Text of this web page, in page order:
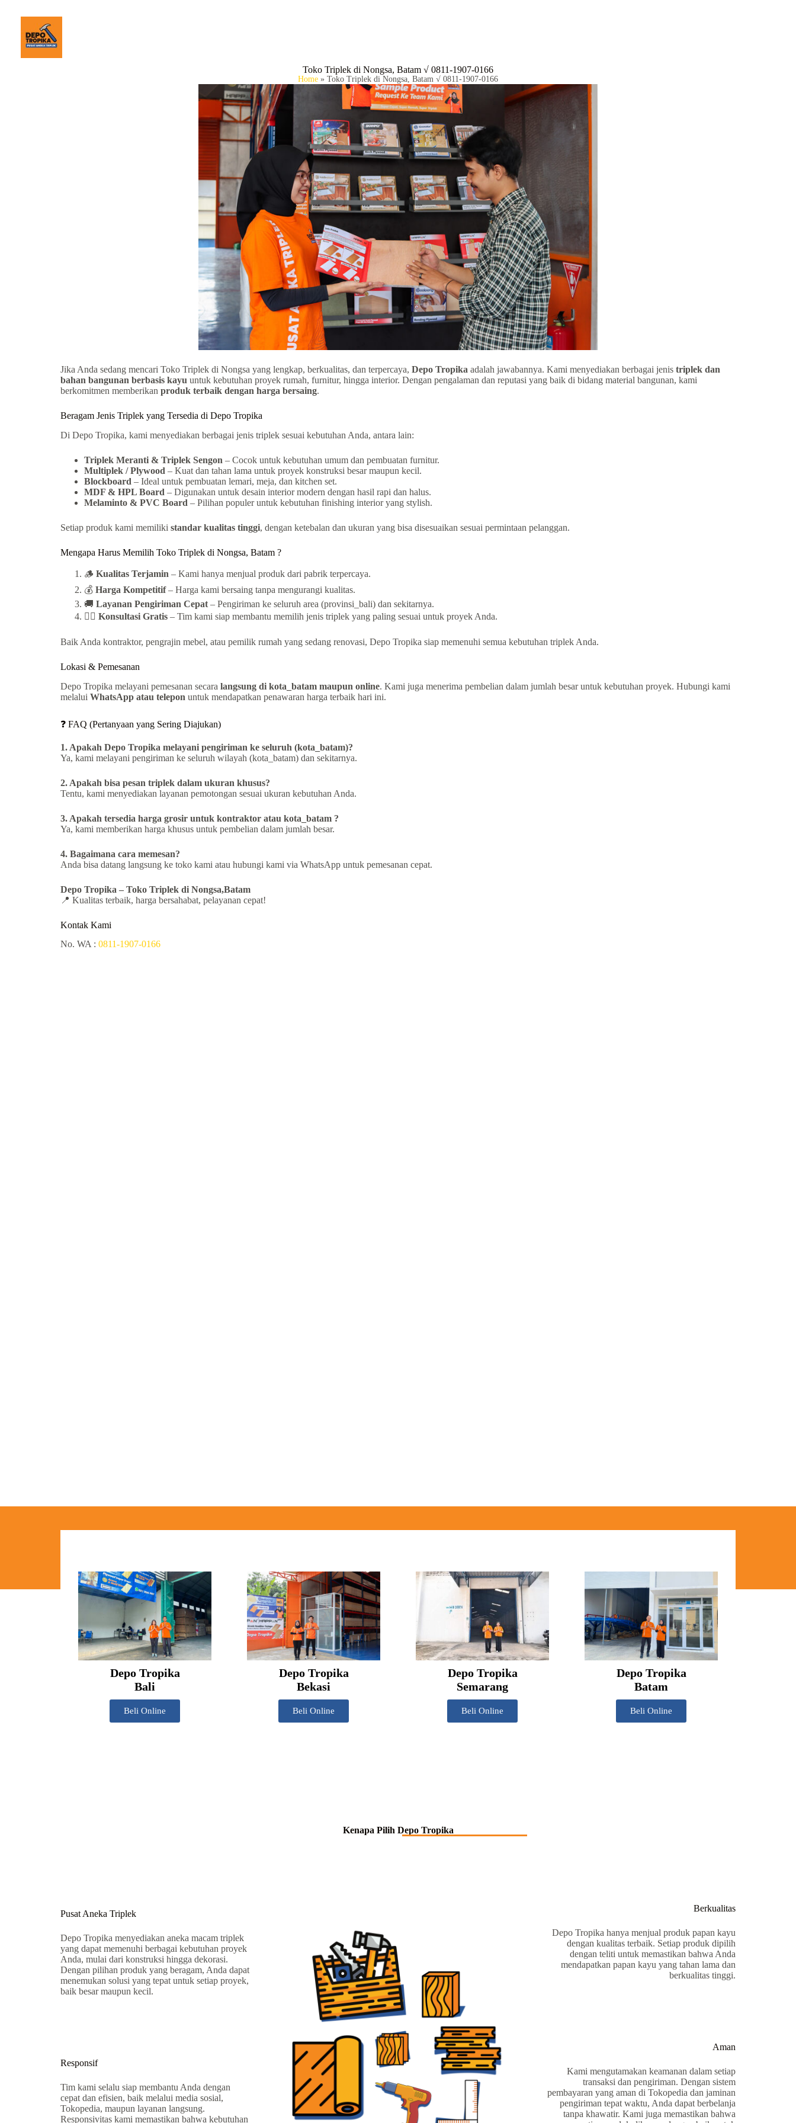
Toko Triplek di Nongsa, Batam √ 0811-1907-0166
Home » Toko Triplek di Nongsa, Batam √ 0811-1907-0166
Jika Anda sedang mencari Toko Triplek di Nongsa yang lengkap, berkualitas, dan terpercaya, Depo Tropika adalah jawabannya. Kami menyediakan berbagai jenis triplek dan
bahan bangunan berbasis kayu untuk kebutuhan proyek rumah, furnitur, hingga interior. Dengan pengalaman dan reputasi yang baik di bidang material bangunan, kami
berkomitmen memberikan produk terbaik dengan harga bersaing.
Beragam Jenis Triplek yang Tersedia di Depo Tropika
Di Depo Tropika, kami menyediakan berbagai jenis triplek sesuai kebutuhan Anda, antara lain:
Triplek Meranti & Triplek Sengon – Cocok untuk kebutuhan umum dan pembuatan furnitur.
Multiplek / Plywood – Kuat dan tahan lama untuk proyek konstruksi besar maupun kecil.
Blockboard – Ideal untuk pembuatan lemari, meja, dan kitchen set.
MDF & HPL Board – Digunakan untuk desain interior modern dengan hasil rapi dan halus.
Melaminto & PVC Board – Pilihan populer untuk kebutuhan finishing interior yang stylish.
Setiap produk kami memiliki standar kualitas tinggi, dengan ketebalan dan ukuran yang bisa disesuaikan sesuai permintaan pelanggan.
Mengapa Harus Memilih Toko Triplek di Nongsa, Batam ?
🪵 Kualitas Terjamin – Kami hanya menjual produk dari pabrik terpercaya.
💰 Harga Kompetitif– Harga kami bersaing tanpa mengurangi kualitas.
🚚 Layanan Pengiriman Cepat – Pengiriman ke seluruh area (provinsi_bali) dan sekitarnya.
👷‍♂️ Konsultasi Gratis – Tim kami siap membantu memilih jenis triplek yang paling sesuai untuk proyek Anda.
Baik Anda kontraktor, pengrajin mebel, atau pemilik rumah yang sedang renovasi, Depo Tropika siap memenuhi semua kebutuhan triplek Anda.
Lokasi & Pemesanan
Depo Tropika melayani pemesanan secara langsung di kota_batam maupun online. Kami juga menerima pembelian dalam jumlah besar untuk kebutuhan proyek. Hubungi kami
melalui WhatsApp atau telepon untuk mendapatkan penawaran harga terbaik hari ini.
❓ FAQ (Pertanyaan yang Sering Diajukan)
1. Apakah Depo Tropika melayani pengiriman ke seluruh (kota_batam)?
Ya, kami melayani pengiriman ke seluruh wilayah (kota_batam) dan sekitarnya.
2. Apakah bisa pesan triplek dalam ukuran khusus?
Tentu, kami menyediakan layanan pemotongan sesuai ukuran kebutuhan Anda.
3. Apakah tersedia harga grosir untuk kontraktor atau kota_batam ?
Ya, kami memberikan harga khusus untuk pembelian dalam jumlah besar.
4. Bagaimana cara memesan?
Anda bisa datang langsung ke toko kami atau hubungi kami via WhatsApp untuk pemesanan cepat.
Depo Tropika – Toko Triplek di Nongsa,Batam
📍 Kualitas terbaik, harga bersahabat, pelayanan cepat!
Kontak Kami
No. WA : 0811-1907-0166
Depo Tropika
Bali
Beli Online
Depo Tropika
Bekasi
Beli Online
Depo Tropika
Semarang
Beli Online
Depo Tropika
Batam
Beli Online
Kenapa Pilih Depo Tropika
Pusat Aneka Triplek
Depo Tropika menyediakan aneka macam triplek
yang dapat memenuhi berbagai kebutuhan proyek
Anda, mulai dari konstruksi hingga dekorasi.
Dengan pilihan produk yang beragam, Anda dapat
menemukan solusi yang tepat untuk setiap proyek,
baik besar maupun kecil.
Responsif
Tim kami selalu siap membantu Anda dengan
cepat dan efisien, baik melalui media sosial,
Tokopedia, maupun layanan langsung.
Responsivitas kami memastikan bahwa kebutuhan
Berkualitas
Depo Tropika hanya menjual produk papan kayu
dengan kualitas terbaik. Setiap produk dipilih
dengan teliti untuk memastikan bahwa Anda
mendapatkan papan kayu yang tahan lama dan
berkualitas tinggi.
Aman
Kami mengutamakan keamanan dalam setiap
transaksi dan pengiriman. Dengan sistem
pembayaran yang aman di Tokopedia dan jaminan
pengiriman tepat waktu, Anda dapat berbelanja
tanpa khawatir. Kami juga memastikan bahwa